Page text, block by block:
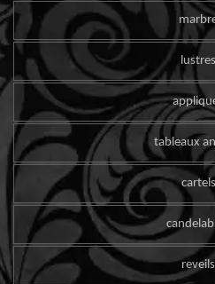
lustres
tableaux
cartels
reveils